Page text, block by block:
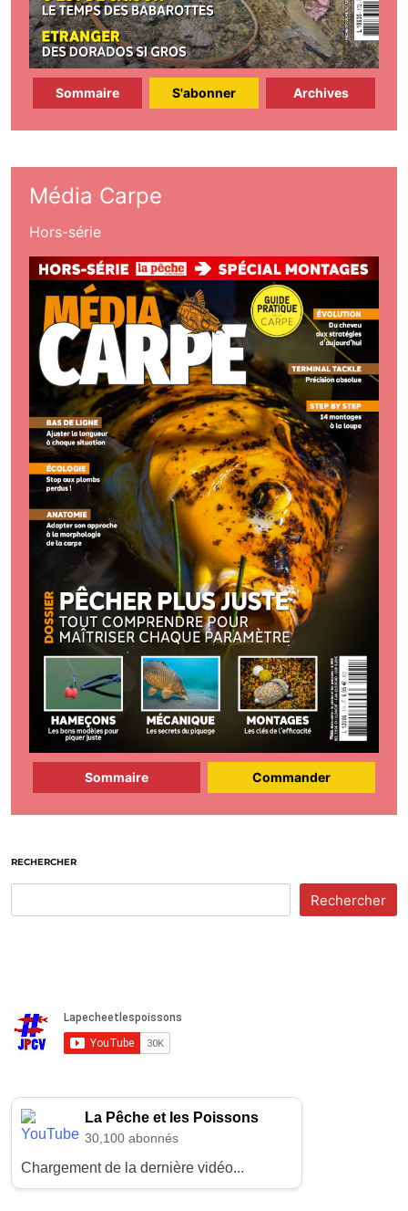
Sommaire S'abonner Archives
Média Carpe
Hors-série
Sommaire Commander
RECHERCHER
Rechercher
La Pêche et les Poissons
30,100 abonnés
Chargement de la dernière vidéo...